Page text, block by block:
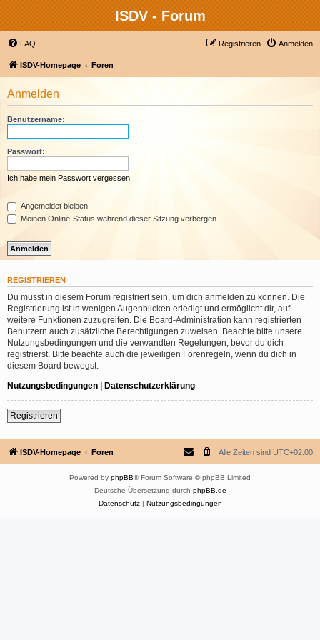
ISDV - Forum
FAQ Anmelden
Registrieren
ISDV-Homepage Foren
Anmelden
Benutzername:
Passwort:
Ich habe mein Passwort vergessen
Angemeldet bleiben
Meinen Online-Status während dieser Sitzung verbergen
REGISTRIEREN
Du musst in diesem Forum registriert sein, um dich anmelden zu können. Die
Registrierung ist in wenigen Augenblicken erledigt und ermöglicht dir, auf
weitere Funktionen zuzugreifen. Die Board-Administration kann registrierten
Benutzern auch zusätzliche Berechtigungen zuweisen. Beachte bitte unsere
Nutzungsbedingungen und die verwandten Regelungen, bevor du dich
registrierst. Bitte beachte auch die jeweiligen Forenregeln, wenn du dich in
diesem Board bewegst.
Nutzungsbedingungen | Datenschutzerklärung
Registrieren
ISDV-Homepage Foren Alle Zeiten sind UTC+02:00
Powered by phpBB® Forum Software © phpBB Limited
Deutsche Übersetzung durch phpBB.de
Datenschutz| Nutzungsbedingungen